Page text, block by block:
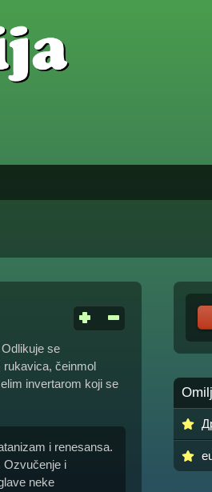
se
rukavica, čeinmol
invertarom koji se
i renesansa.
Ozvučenje i
neke